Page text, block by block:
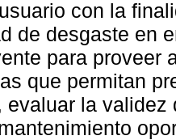
con la
de desgaste en
para proveer
que permitan
evaluar la